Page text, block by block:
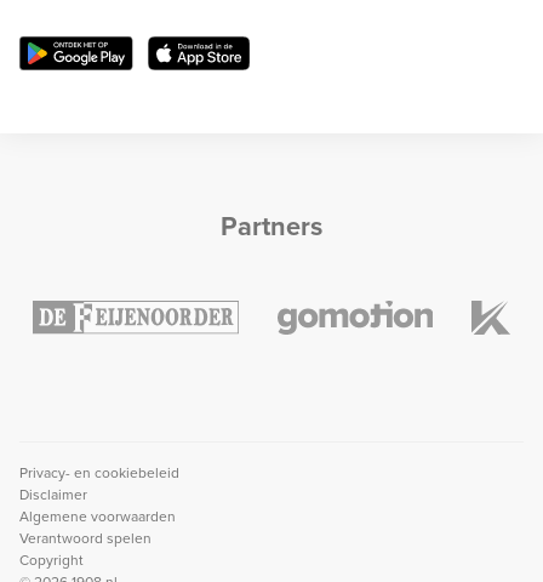
Partners
Privacy- en cookiebeleid
Disclaimer
Algemene voorwaarden
Verantwoord spelen
Copyright